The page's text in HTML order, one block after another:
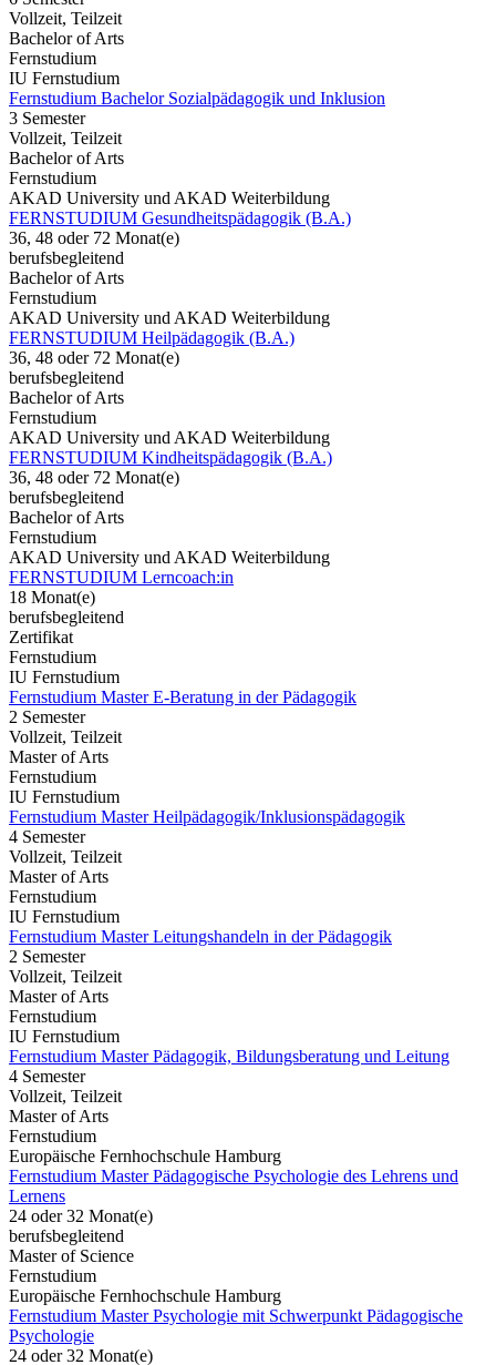
Vollzeit, Teilzeit
Bachelor of Arts
Fernstudium
IU Fernstudium
Fernstudium Bachelor Sozialpädagogik und Inklusion
3 Semester
Vollzeit, Teilzeit
Bachelor of Arts
Fernstudium
AKAD University und AKAD Weiterbildung
FERNSTUDIUM Gesundheitspädagogik (B.A.)
36, 48 oder 72 Monat(e)
berufsbegleitend
Bachelor of Arts
Fernstudium
AKAD University und AKAD Weiterbildung
FERNSTUDIUM Heilpädagogik (B.A.)
36, 48 oder 72 Monat(e)
berufsbegleitend
Bachelor of Arts
Fernstudium
AKAD University und AKAD Weiterbildung
FERNSTUDIUM Kindheitspädagogik (B.A.)
36, 48 oder 72 Monat(e)
berufsbegleitend
Bachelor of Arts
Fernstudium
AKAD University und AKAD Weiterbildung
FERNSTUDIUM Lerncoach:in
18 Monat(e)
berufsbegleitend
Zertifikat
Fernstudium
IU Fernstudium
Fernstudium Master E-Beratung in der Pädagogik
2 Semester
Vollzeit, Teilzeit
Master of Arts
Fernstudium
IU Fernstudium
Fernstudium Master Heilpädagogik/Inklusionspädagogik
4 Semester
Vollzeit, Teilzeit
Master of Arts
Fernstudium
IU Fernstudium
Fernstudium Master Leitungshandeln in der Pädagogik
2 Semester
Vollzeit, Teilzeit
Master of Arts
Fernstudium
IU Fernstudium
Fernstudium Master Pädagogik, Bildungsberatung und Leitung
4 Semester
Vollzeit, Teilzeit
Master of Arts
Fernstudium
Europäische Fernhochschule Hamburg
Fernstudium Master Pädagogische Psychologie des Lehrens und
Lernens
24 oder 32 Monat(e)
berufsbegleitend
Master of Science
Fernstudium
Europäische Fernhochschule Hamburg
Fernstudium Master Psychologie mit Schwerpunkt Pädagogische
Psychologie
24 oder 32 Monat(e)